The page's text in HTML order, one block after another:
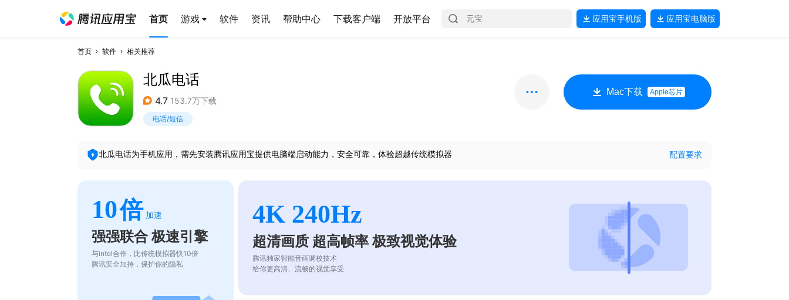
首页 游戏 软件 资讯 帮助中心 下载客户端 开放平台 应用宝手机版 应用宝电脑版
首页 软件 相关推荐
北瓜电话
4.7 153.7万下载
电话/短信
Mac下载 Apple芯片
北瓜电话为手机应用，需先安装腾讯应用宝提供电脑端启动能力，安全可靠，体验超越传统模拟器 配置要求
10倍 加速
强强联合 极速引擎
与intel合作，比传统模拟器快10倍
腾讯安全加持，保护你的隐私
4K 240Hz
超清画质 超高帧率 极致视觉体验
腾讯独家智能音画调校技术
给你更高清、流畅的视觉享受